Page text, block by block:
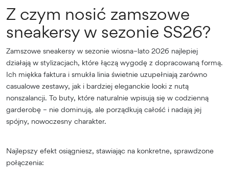
Z czym nosić zamszowe
sneakersy w sezonie SS26?
Zamszowe sneakersy w sezonie wiosna–lato 2026 najlepiej
działają w stylizacjach, które łączą wygodę z dopracowaną formą.
Ich miękka faktura i smukła linia świetnie uzupełniają zarówno
casualowe zestawy, jak i bardziej eleganckie looki z nutą
nonszalancji. To buty, które naturalnie wpisują się w codzienną
garderobę – nie dominują, ale porządkują całość i nadają jej
spójny, nowoczesny charakter.
Najlepszy efekt osiągniesz, stawiając na konkretne, sprawdzone
połączenia: